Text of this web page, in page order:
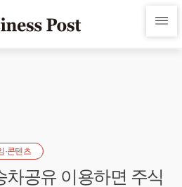
·콘텐츠
차공유 이용하면 주식